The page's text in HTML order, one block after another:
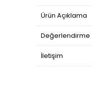
Ürün Açıklama
Değerlendirme
İletişim